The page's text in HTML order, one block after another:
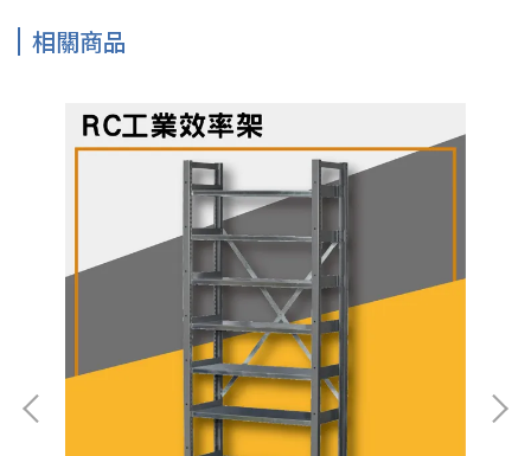
相關商品